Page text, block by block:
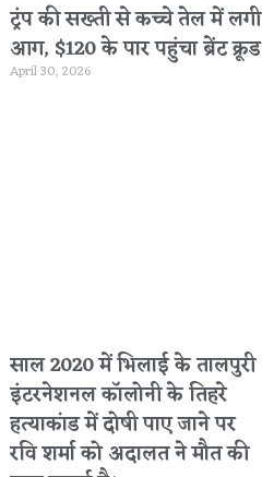
ट्रंप की सख्ती से कच्चे तेल में लगी
आग, $120 के पार पहुंचा ब्रेंट क्रूड
April 30, 2026
साल 2020 में भिलाई के तालपुरी
इंटरनेशनल कॉलोनी के तिहरे
हत्याकांड में दोषी पाए जाने पर
रवि शर्मा को अदालत ने मौत की